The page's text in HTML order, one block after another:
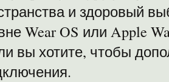
и здоровый
Wear OS или Apple
вы хотите, чтобы